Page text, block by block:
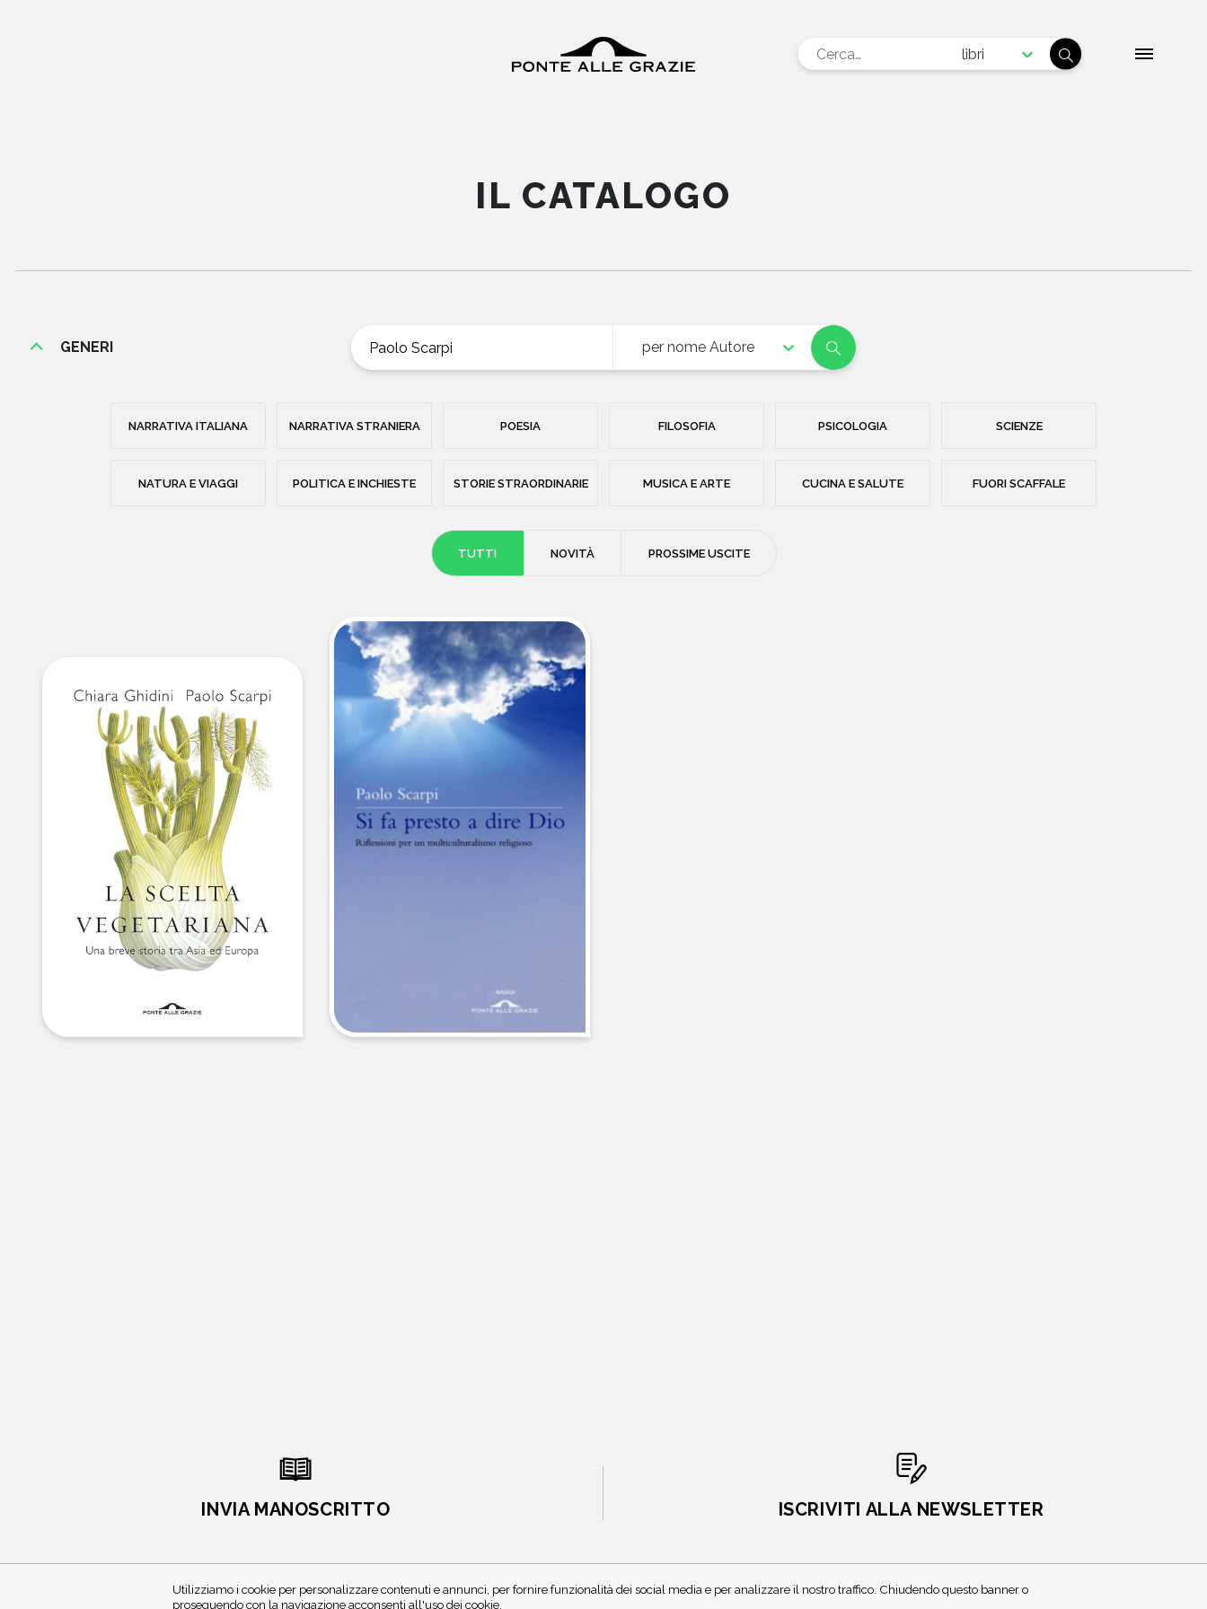
libri
IL CATALOGO
per nome Autore
GENERI
NARRATIVA ITALIANA NARRATIVA STRANIERA POESIA FILOSOFIA PSICOLOGIA SCIENZE
NATURA E VIAGGI POLITICA E INCHIESTE STORIE STRAORDINARIE MUSICA E ARTE CUCINA E SALUTE FUORI SCAFFALE
TUTTI NOVITÀ PROSSIME USCITE
Utilizziamo i cookie per personalizzare contenuti e annunci, per fornire funzionalità dei social media e per analizzare il nostro traffico. Chiudendo questo banner o
proseguendo con la navigazione acconsenti all'uso dei cookie.
INVIA MANOSCRITTO ISCRIVITI ALLA NEWSLETTER